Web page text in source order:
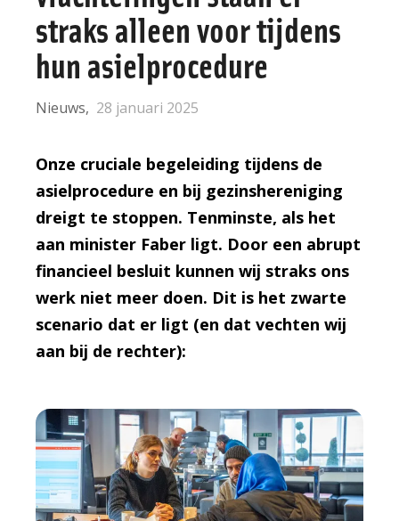
straks alleen voor tijdens
hun asielprocedure
Nieuws 28 januari 2025
Onze cruciale begeleiding tijdens de
asielprocedure en bij gezinshereniging
dreigt te stoppen. Tenminste, als het
aan minister Faber ligt. Door een abrupt
financieel besluit kunnen wij straks ons
werk niet meer doen. Dit is het zwarte
scenario dat er ligt (en dat vechten wij
aan bij de rechter):